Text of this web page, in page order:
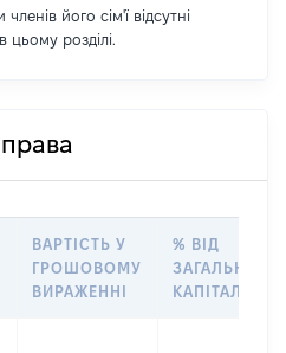
його сім'ї відсутні
цьому розділі.
ВАРТІСТЬ У
ГРОШОВОМУ
ВИРАЖЕННІ
% ВІД
ЗАГАЛЬНОГО
КАПІТАЛУ